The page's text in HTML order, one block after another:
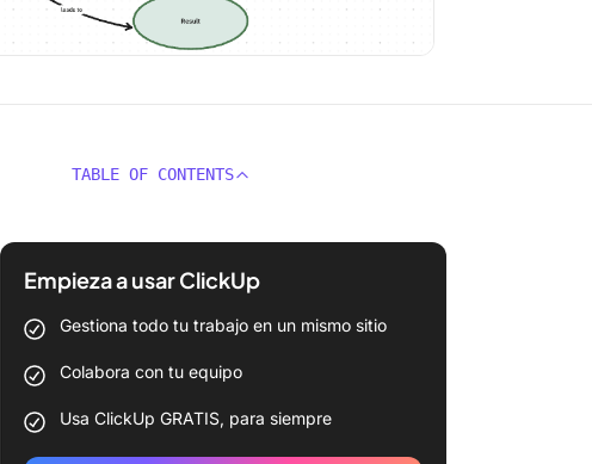
TABLE OF CONTENTS
Empieza a usar ClickUp
Gestiona todo tu trabajo en un mismo sitio
Colabora con tu equipo
Usa ClickUp GRATIS, para siempre